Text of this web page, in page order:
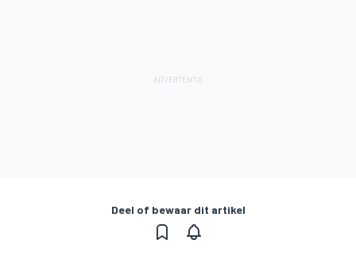
Deel of bewaar dit artikel